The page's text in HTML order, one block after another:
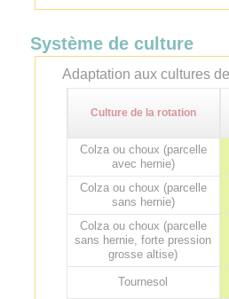
Système de culture
Adaptation aux cultures
Culture de la rotation
Colza ou choux (parcelle
avec hernie)
Colza ou choux (parcelle
sans hernie)
Colza ou choux (parcelle
sans hernie, forte pression
grosse altise)
Tournesol